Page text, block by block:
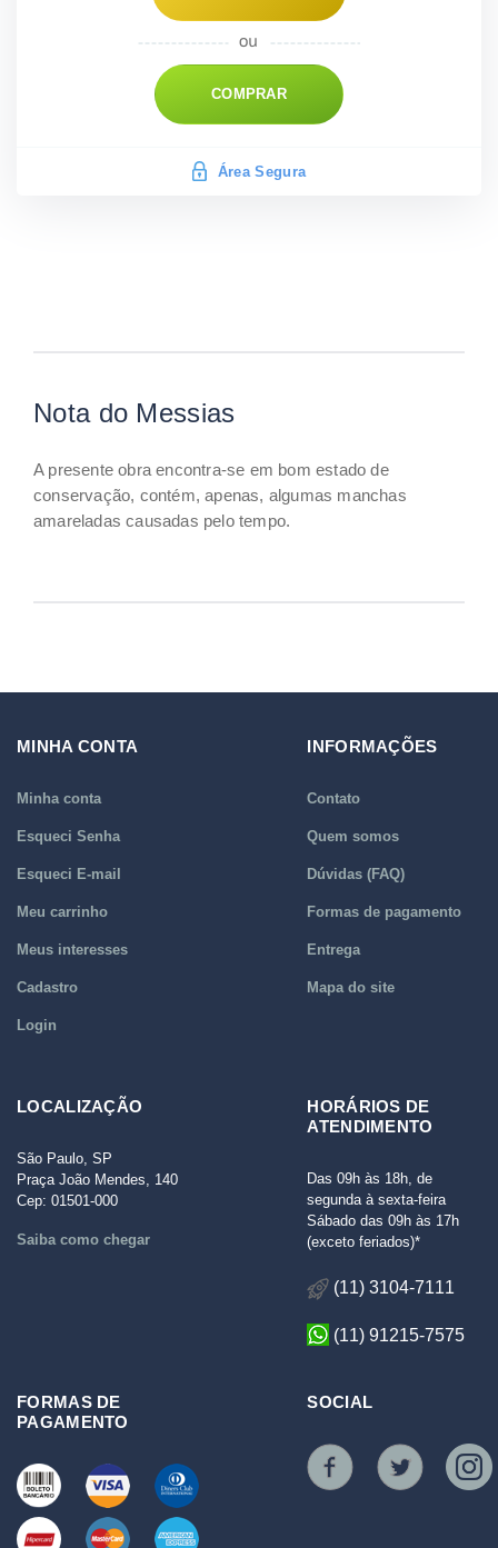
COMPRAR
Área Segura
Nota do Messias
A presente obra encontra-se em bom estado de
conservação, contém, apenas, algumas manchas
amareladas causadas pelo tempo.
MINHA CONTA
Minha conta
Esqueci Senha
Esqueci E-mail
Meu carrinho
Meus interesses
Cadastro
Login
INFORMAÇÕES
Contato
Quem somos
Dúvidas (FAQ)
Formas de pagamento
Entrega
Mapa do site
LOCALIZAÇÃO
São Paulo, SP
Praça João Mendes, 140
Cep: 01501-000
Saiba como chegar
HORÁRIOS DE
ATENDIMENTO
Das 09h às 18h, de
segunda à sexta-feira
Sábado das 09h às 17h
(exceto feriados)*
(11) 3104-7111
(11) 91215-7575
FORMAS DE
PAGAMENTO
SOCIAL